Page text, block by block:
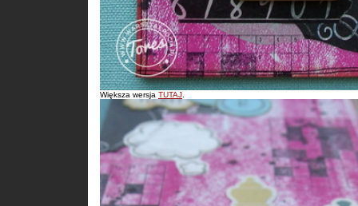
Większa wersja TUTAJ